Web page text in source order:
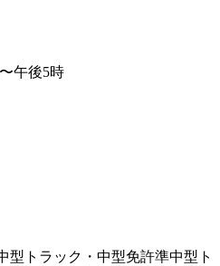
午後5時
型トラック・中型免許準中型ト